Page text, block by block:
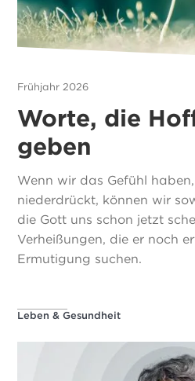
Frühjahr 2026
Worte, die
geben
Wenn wir das Gefühl
niederdrückt, können wir
die Gott uns schon jetzt
Verheißungen, die er noch
Ermutigung suchen.
Leben & Gesundheit